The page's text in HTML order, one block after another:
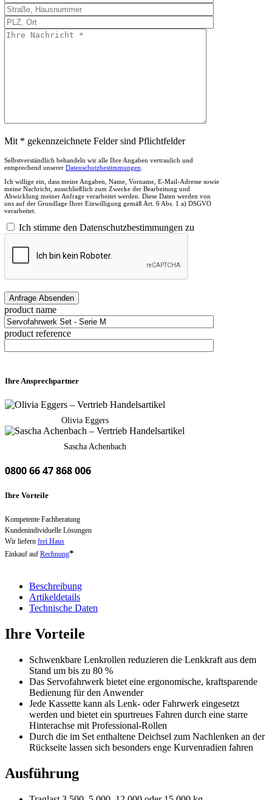
Mit * gekennzeichnete Felder sind Pflichtfelder
Selbstverständlich behandeln wir alle Ihre Angaben vertraulich und
entsprechend unserer Datenschutzbestimmungen
Ich willige ein, dass meine Angaben, Name, Vorname, E-Mail-Adresse sowie
meine Nachricht, ausschließlich zum Zwecke der Bearbeitung und
Abwicklung meiner Anfrage verarbeitet werden. Diese Daten werden von
uns auf der Grundlage Ihrer Einwilligung gemäß Art. 6 Abs. 1 a) DSGVO
verarbeitet.
Ich stimme den Datenschutzbestimmungen zu
product name
product reference
Ihre Ansprechpartner
Olivia Eggers
Sascha Achenbach
0800 66 47 868 006
Ihre Vorteile
Kompetente Fachberatung
Kundenindividuelle Lösungen
Wir liefern frei Haus
Einkauf auf Rechnung*
Beschreibung
Artikeldetails
Technische Daten
Ihre Vorteile
Schwenkbare Lenkrollen reduzieren die Lenkkraft aus dem
Stand um bis zu 80 %
Das Servofahrwerk bietet eine ergonomische, kraftsparende
Bedienung für den Anwender
Jede Kassette kann als Lenk- oder Fahrwerk eingesetzt
werden und bietet ein spurtreues Fahren durch eine starre
Hinterachse mit Professional-Rollen
Durch die im Set enthaltene Deichsel zum Nachlenken an der
Rückseite lassen sich besonders enge Kurvenradien fahren
Ausführung